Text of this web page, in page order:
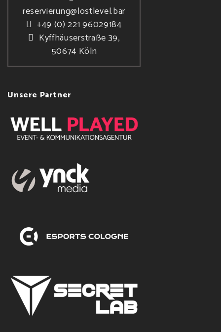
reservierung@lostlevel.bar
+49 (0) 221 96029184
Kyffhäuserstraße 39,
50674 Köln
Unsere Partner